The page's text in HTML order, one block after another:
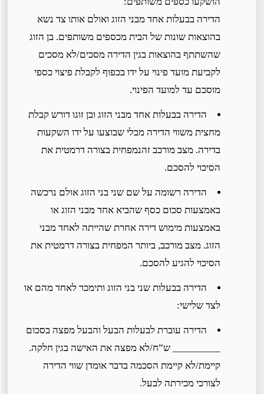
הדירה בבעלות אחד מבני הזוג ואולם אותו צד נשא
בהוצאות שונות של הבית מכספים משותפים. בן הזוג
שהשתתף בהוצאות בגין הדירה מסכים/לא מסכים
לקביעת מועד פינוי על ידו בכפוף לקבלת פיצוי כספי
מוסכם עד למועד הפינוי.
הדירה בבעלות אחד מבני הזוג ובן זוגו דורש קבלת
מחצית משווי הדירה מבלי שבוצעו על ידו השקעות
בדירה. מצב מורכב זהנמפחית בצורה דרמטית את
הסיכוי להסכם.
הדירה רשומה על שם שני בני הזוג אולם נרכשה
באמצעות סכום כסף שהביא אחד מבני הזוג או
באמצעות מימוש דירה אחרת שהייתה לאחד מבני
הזוג. מצב מורכב, ביותר המפחית בצורה דרמטית את
הסיכוי להגיע להסכם.
הדירה בבעלות שני בני הזוג ותימכר לאחד מהם או
לצד שלישי:
הדירה עוברת לבעלות הבעל והבעל מפצה בסכום
_________ ש”ח/לא מפצה את האישה בגין חלקה.
קיימת/לא קיימת הסכמה בדבר אומדן שווי הדירה
לצורכי מכירתה לבעל.